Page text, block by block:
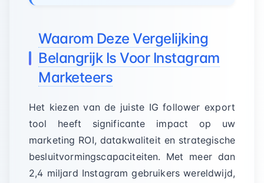
Waarom Deze Vergelijking
Belangrijk Is Voor Instagram
Marketeers
Het kiezen van de juiste IG follower export
tool heeft significante impact op uw
marketing ROI, datakwaliteit en strategische
besluitvormingscapaciteiten. Met meer dan
2,4 miljard Instagram gebruikers wereldwijd,